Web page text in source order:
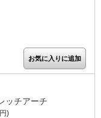
ッチアーチ
)